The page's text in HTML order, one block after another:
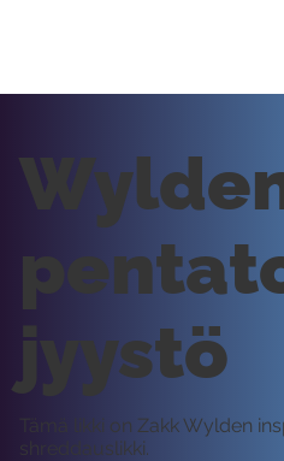
jyystö
Tämä likki on Zakk Wylden
shreddauslikki.